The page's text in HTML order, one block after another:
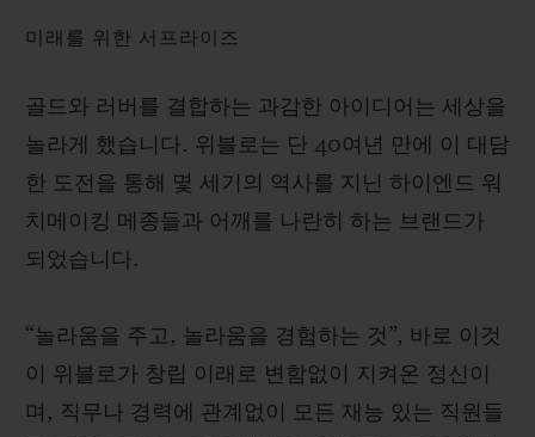
미래를 위한 서프라이즈
골드와 러버를 결합하는 과감한 아이디어는 세상을
놀라게 했습니다. 위블로는 단 40여년 만에 이 대담
한 도전을 통해 몇 세기의 역사를 지닌 하이엔드 워
치메이킹 메종들과 어깨를 나란히 하는 브랜드가
되었습니다.
“놀라움을 주고, 놀라움을 경험하는 것”, 바로 이것
이 위블로가 창립 이래로 변함없이 지켜온 정신이
며, 직무나 경력에 관계없이 모든 재능 있는 직원들
기프트 파우치
연락처